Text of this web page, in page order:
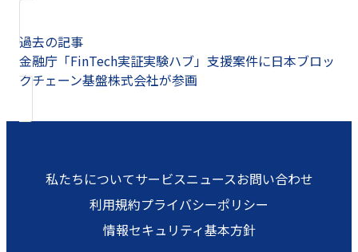
過去の記事
金融庁「FinTech実証実験ハブ」支援案件に日本ブロッ
クチェーン基盤株式会社が参画
私たちについてサービスニュースお問い合わせ
利用規約プライバシーポリシー
情報セキュリティ基本方針